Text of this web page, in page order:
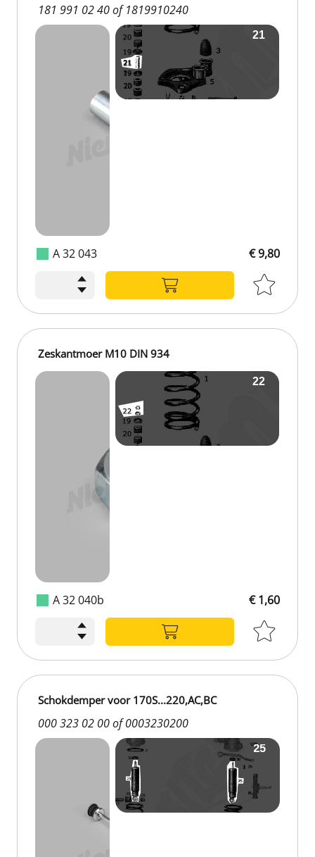
A 32 043
181 991 02 40 of 1819910240
€ 9,80
A 32 040b
Zeskantmoer M10 DIN 934
€ 1,60
Schokdemper voor 170S...220,AC,BC
000 323 02 00 of 0003230200